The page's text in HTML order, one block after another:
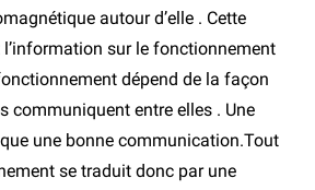
autour d’elle . Cette
sur le fonctionnement
dépend de la façon
communiquent entre elles . Une
une bonne communication.Tout
se traduit donc par une